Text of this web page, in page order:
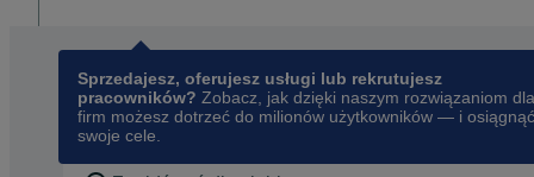
Sprzedajesz, oferujesz usługi lub rekrutujesz
pracowników? Zobacz, jak dzięki naszym rozwiązaniom dla
firm możesz dotrzeć do milionów użytkowników — i osiągnąć
swoje cele.